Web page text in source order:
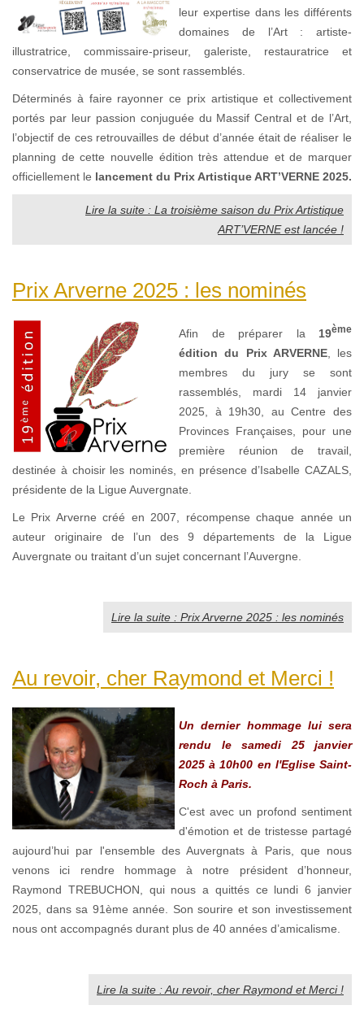
leur expertise dans les différents
domaines de l’Art : artiste-
illustratrice, commissaire-priseur, galeriste, restauratrice et
conservatrice de musée, se sont rassemblés.
Déterminés à faire rayonner ce prix artistique et collectivement
portés par leur passion conjuguée du Massif Central et de l’Art,
l’objectif de ces retrouvailles de début d’année était de réaliser le
planning de cette nouvelle édition très attendue et de marquer
officiellement le lancement du Prix Artistique ART’VERNE 2025.
Lire la suite : La troisième saison du Prix Artistique
ART’VERNE est lancée !
Prix Arverne 2025 : les nominés
Afin de préparer la 19ème
édition du Prix ARVERNE, les
membres du jury se sont
rassemblés, mardi 14 janvier
2025, à 19h30, au Centre des
Provinces Françaises, pour une
première réunion de travail,
destinée à choisir les nominés, en présence d’Isabelle CAZALS,
présidente de la Ligue Auvergnate.
Le Prix Arverne créé en 2007, récompense chaque année un
auteur originaire de l’un des 9 départements de la Ligue
Auvergnate ou traitant d’un sujet concernant l’Auvergne.
Lire la suite : Prix Arverne 2025 : les nominés
Au revoir, cher Raymond et Merci !
Un dernier hommage lui sera
rendu le samedi 25 janvier
2025 à 10h00 en l'Eglise Saint-
Roch à Paris.
C'est avec un profond sentiment
d'émotion et de tristesse partagé
aujourd’hui par l'ensemble des Auvergnats à Paris, que nous
venons ici rendre hommage à notre président d’honneur,
Raymond TREBUCHON, qui nous a quittés ce lundi 6 janvier
2025, dans sa 91ème année. Son sourire et son investissement
nous ont accompagnés durant plus de 40 années d’amicalisme.
Lire la suite : Au revoir, cher Raymond et Merci !